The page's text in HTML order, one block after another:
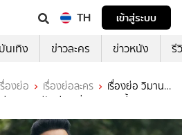
TH
เข้าสู่ระบบ
นเทิง ข่าวละคร ข่าวหนัง รี
รื่องย่อ เรื่องย่อละคร
เรื่องย่อ วิมาน
ง ละครรีรันบ่าย เริ่ม 25 มิ.ย.นี้